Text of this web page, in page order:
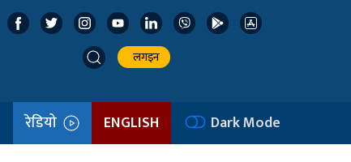
लगइन
रेडियो ENGLISH Dark Mode